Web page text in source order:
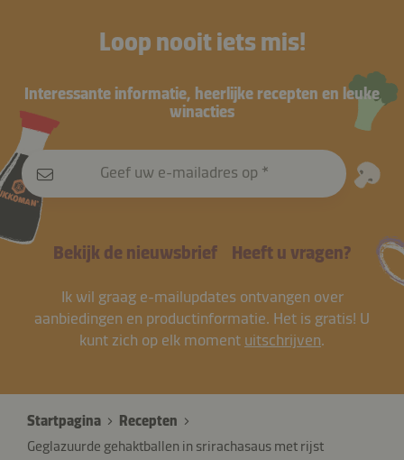
Loop nooit iets mis!
Interessante informatie, heerlijke recepten en leuke
winacties
Geef uw e-mailadres op
Bekijk de nieuwsbrief Heeft u vragen?
Ik wil graag e-mailupdates ontvangen over
aanbiedingen en productinformatie. Het is gratis! U
kunt zich op elk moment uitschrijven.
Startpagina
Recepten
Geglazuurde gehaktballen in srirachasaus met rijst